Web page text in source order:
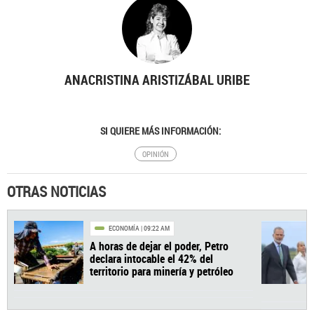
ANACRISTINA ARISTIZÁBAL URIBE
SI QUIERE MÁS INFORMACIÓN:
OPINIÓN
OTRAS NOTICIAS